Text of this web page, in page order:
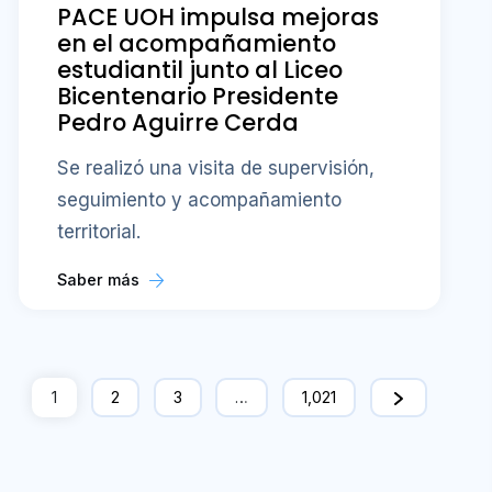
PACE UOH impulsa mejoras
en el acompañamiento
estudiantil junto al Liceo
Bicentenario Presidente
Pedro Aguirre Cerda
Se realizó una visita de supervisión,
seguimiento y acompañamiento
territorial.
Saber más
1 2 3 … 1,021